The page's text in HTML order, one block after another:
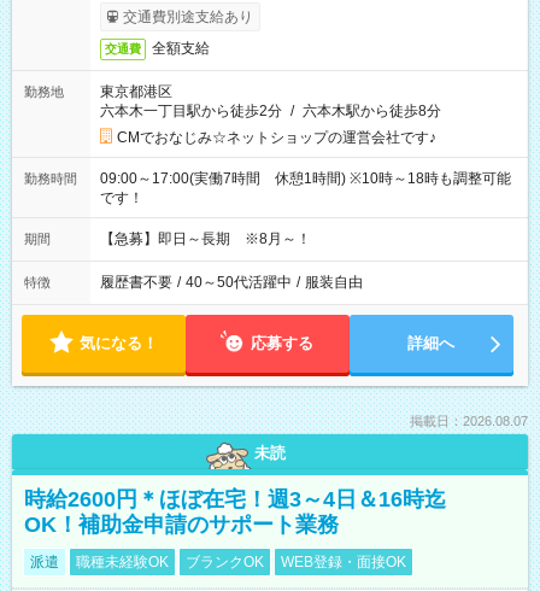
交通費別途支給あり
交通費 全額支給
勤務地
東京都港区
六本木一丁目駅から徒歩2分 / 六本木駅から徒歩8分
CMでおなじみ☆ネットショップの運営会社です♪
勤務時間
09:00～17:00(実働7時間 休憩1時間) ※10時～18時も調整可能
です！
期間 【急募】即日～長期 ※8月～！
特徴 履歴書不要 / 40～50代活躍中 / 服装自由
気になる！ 応募する 詳細へ
掲載日：2026.08.07
未読
時給2600円＊ほぼ在宅！週3～4日＆16時迄
OK！補助金申請のサポート業務
派遣 職種未経験OK ブランクOK WEB登録・面接OK